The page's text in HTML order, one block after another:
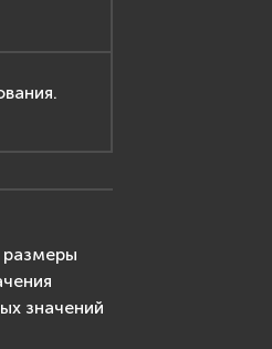
размеры
значений